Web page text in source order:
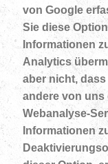
von Google
Sie diese
Informationen
Analytics
aber nicht,
andere von uns
Webanalyse-
Informationen